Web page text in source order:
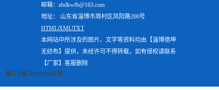
邮箱：zbdkwfb@163.com
地址： 山东省淄博市周村区凤阳路200号
HTML|XML|TXT
本网站中所涉及的图片、文字等资料均由【淄博德坤
无纺布】提供，未经许可不得转载，如有侵权请联系
【厂家】客服删除
鲁ICP备2021013994号